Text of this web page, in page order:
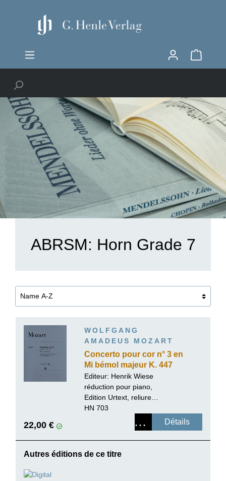
ABRSM: Horn Grade 7
WOLFGANG
AMADEUS MOZART
Concerto pour cor n° 3 en
Mi bémol majeur K. 447
Editeur: Henrik Wiese
réduction pour piano,
Edition Urtext, reliure
paperback
HN 703
22,00 € Détails
Autres éditions de ce titre